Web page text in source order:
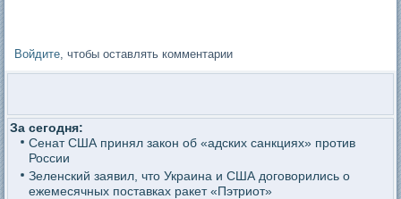
Войдите , чтобы оставлять комментарии
За сегодня:
Сенат США принял закон об «адских санкциях» против
России
Зеленский заявил, что Украина и США договорились о
ежемесячных поставках ракет «Пэтриот»